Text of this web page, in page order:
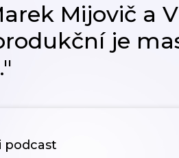
Mijovič a
je
podcast